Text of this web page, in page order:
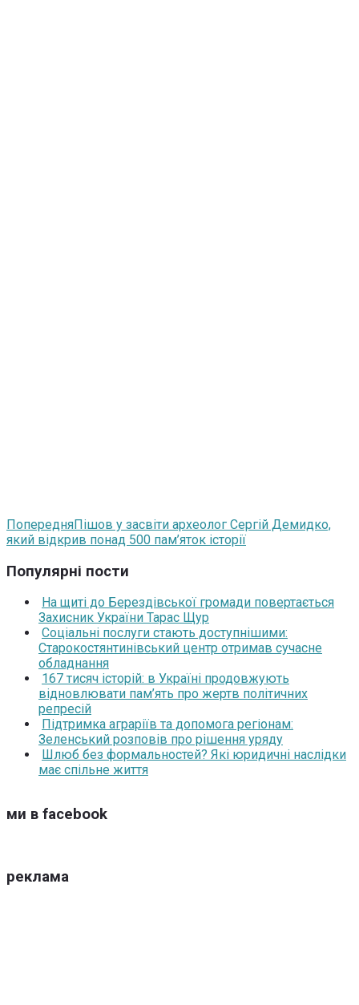
ПопередняПішов у засвіти археолог Сергій Демидко,
який відкрив понад 500 пам’яток історії
Популярні пости
На щиті до Берездівської громади повертається
Захисник України Тарас Щур
Соціальні послуги стають доступнішими:
Старокостянтинівський центр отримав сучасне
обладнання
167 тисяч історій: в Україні продовжують
відновлювати пам’ять про жертв політичних
репресій
Підтримка аграріїв та допомога регіонам:
Зеленський розповів про рішення уряду
Шлюб без формальностей? Які юридичні наслідки
має спільне життя
ми в facebook
реклама